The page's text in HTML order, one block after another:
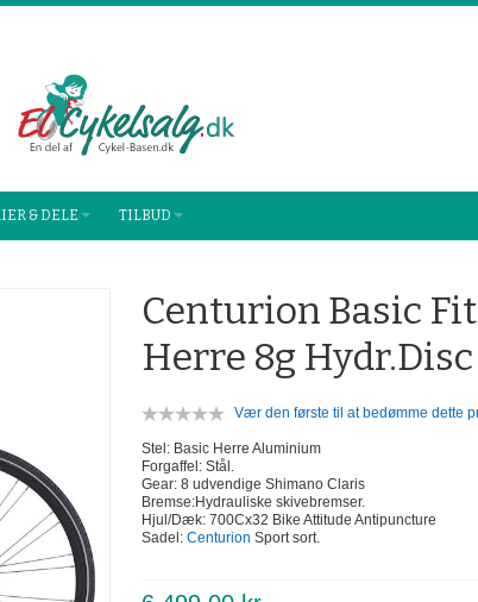
& DELE TILBUD
Centurion Basic
Herre 8g Hydr.Disc
Vær den første til at bedømme dette
Stel: Basic Herre Aluminium
Forgaffel: Stål.
Gear: 8 udvendige Shimano Claris
Bremse:Hydrauliske skivebremser.
Hjul/Dæk: 700Cx32 Bike Attitude Antipuncture
Sadel:Centurion Sport sort.